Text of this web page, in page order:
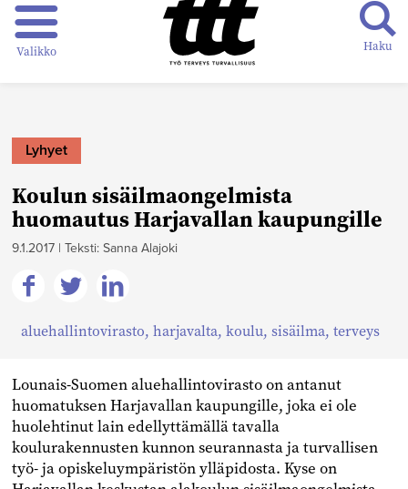
Valikko Haku
Lyhyet
Koulun sisäilmaongelmista
huomautus Harjavallan kaupungille
9.1.2017 | Teksti: Sanna Alajoki
Jaa
Jaa
Jaa
aluehallintovirasto, harjavalta, koulu, sisäilma, terveys
Lounais-Suomen aluehallintovirasto on antanut
huomatuksen Harjavallan kaupungille, joka ei ole
huolehtinut lain edellyttämällä tavalla
koulurakennusten kunnon seurannasta ja turvallisen
työ- ja opiskeluympäristön ylläpidosta. Kyse on